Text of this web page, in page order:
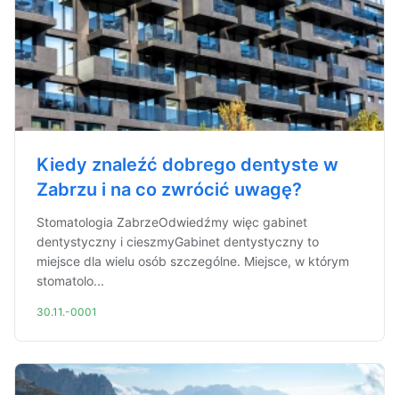
Kiedy znaleźć dobrego dentyste w
Zabrzu i na co zwrócić uwagę?
Stomatologia ZabrzeOdwiedźmy więc gabinet
dentystyczny i cieszmyGabinet dentystyczny to
miejsce dla wielu osób szczególne. Miejsce, w którym
stomatolo...
30.11.-0001